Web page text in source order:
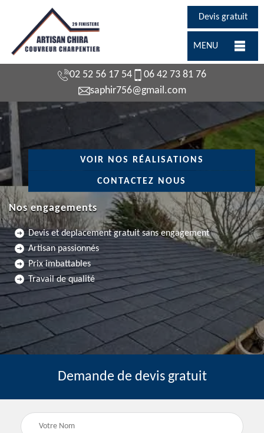
Devis gratuit
MENU
02 52 56 17 54
06 42 73 81 76
saphir756@gmail.com
VOIR NOS RÉALISATIONS
CONTACTEZ NOUS
Nos engagements
Devis et deplacement gratuit sans engagement
Artisan passionnés
Prix imbattables
Travail de qualité
Demande de devis gratuit